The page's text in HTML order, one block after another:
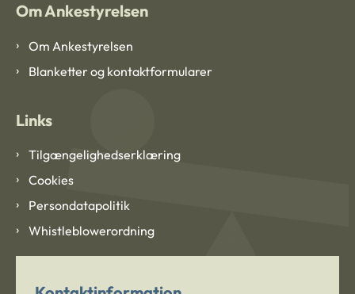
Om Ankestyrelsen
Om Ankestyrelsen
Blanketter og kontaktformularer
Links
Tilgængelighedserklæring
Cookies
Persondatapolitik
Whistleblowerordning